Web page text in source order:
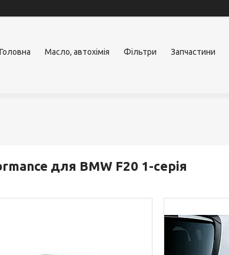
Головна Масло, автохімія Фільтри Запчастини
для BMW F20 1-серія